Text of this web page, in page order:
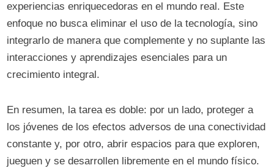
experiencias enriquecedoras en el mundo real. Este
enfoque no busca eliminar el uso de la tecnología, sino
integrarlo de manera que complemente y no suplante las
interacciones y aprendizajes esenciales para un
crecimiento integral.
En resumen, la tarea es doble: por un lado, proteger a
los jóvenes de los efectos adversos de una conectividad
constante y, por otro, abrir espacios para que exploren,
jueguen y se desarrollen libremente en el mundo físico.